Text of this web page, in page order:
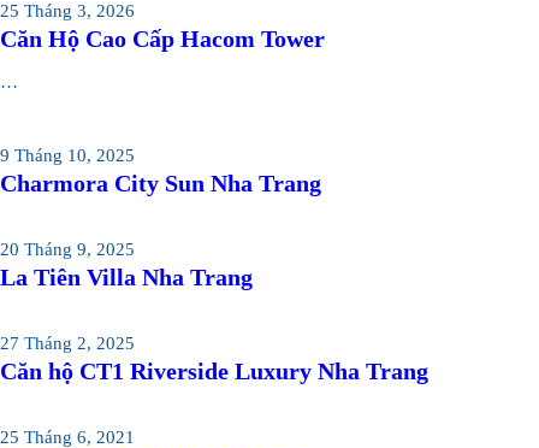
25 Tháng 3, 2026
Căn Hộ Cao Cấp Hacom Tower
…
9 Tháng 10, 2025
Charmora City Sun Nha Trang
20 Tháng 9, 2025
La Tiên Villa Nha Trang
27 Tháng 2, 2025
Căn hộ CT1 Riverside Luxury Nha Trang
25 Tháng 6, 2021